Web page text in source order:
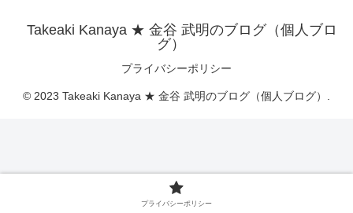
Takeaki Kanaya ★ 金谷 武明のブログ（個人ブロ
グ）
プライバシーポリシー
© 2023 Takeaki Kanaya ★ 金谷 武明のブログ（個人ブログ）.
プライバシーポリシー